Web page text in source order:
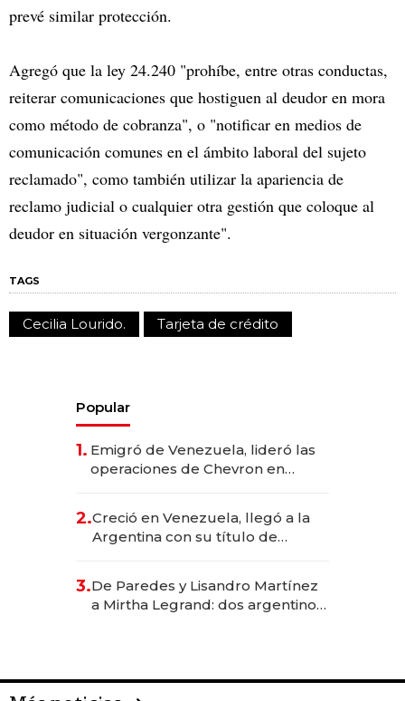
prevé similar protección.
Agregó que la ley 24.240 "prohíbe, entre otras conductas,
reiterar comunicaciones que hostiguen al deudor en mora
como método de cobranza", o "notificar en medios de
comunicación comunes en el ámbito laboral del sujeto
reclamado", como también utilizar la apariencia de
reclamo judicial o cualquier otra gestión que coloque al
deudor en situación vergonzante".
TAGS
Cecilia Lourido. Tarjeta de crédito
Popular
1. Emigró de Venezuela, lideró las
operaciones de Chevron en
2.Creció en Venezuela, llegó a la
Argentina con su título de
las marcas "fast premium"
3.De Paredes y Lisandro Martínez
a Mirtha Legrand: dos argentinos